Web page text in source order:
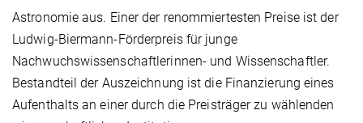
Astronomie aus. Einer der renommiertesten Preise ist der
Ludwig-Biermann-Förderpreis für junge
Nachwuchswissenschaftlerinnen- und Wissenschaftler.
Bestandteil der Auszeichnung ist die Finanzierung eines
Aufenthalts an einer durch die Preisträger zu wählenden